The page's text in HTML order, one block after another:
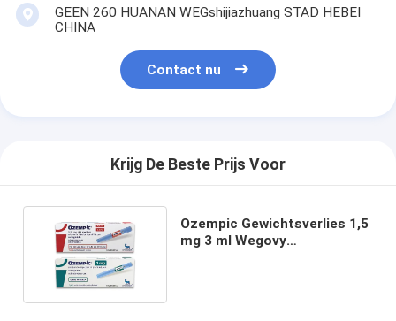
GEEN 260 HUANAN WEGshijiazhuang STAD HEBEI
CHINA
Contact nu
Krijg De Beste Prijs Voor
Ozempic Gewichtsverlies 1,5
mg 3 ml Wegovy